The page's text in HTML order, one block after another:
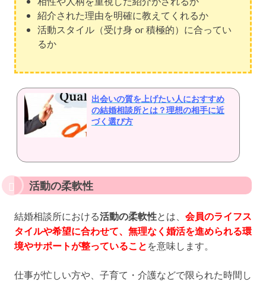
紹介された理由を明確に教えてくれるか
活動スタイル（受け身 or 積極的）に合ってい
るか
出会いの質を上げたい人におすすめ
の結婚相談所とは？理想の相手に近
づく選び方
活動の柔軟性
結婚相談所における活動の柔軟性とは、 会員のライフス
タイルや希望に合わせて、無理なく婚活を進められる環
境やサポートが整っていること を意味します。
仕事が忙しい方や、子育て・介護などで限られた時間し